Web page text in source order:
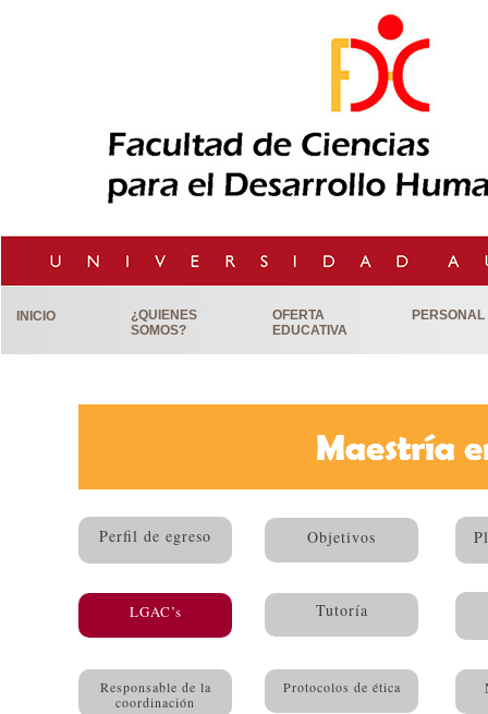
INICIO
¿QUIENES
SOMOS?
OFERTA
EDUCATIVA
PERSONAL
Perfil de egreso Objetivos
LGAC’s Tutoría
Responsable de la
coordinación
Protocolos de ética